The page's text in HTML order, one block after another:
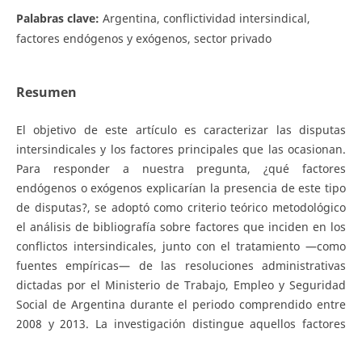
Palabras clave: Argentina, conflictividad intersindical,
factores endógenos y exógenos, sector privado
Resumen
El objetivo de este artículo es caracterizar las disputas
intersindicales y los factores principales que las ocasionan.
Para responder a nuestra pregunta, ¿qué factores
endógenos o exógenos explicarían la presencia de este tipo
de disputas?, se adoptó como criterio teórico metodológico
el análisis de bibliografía sobre factores que inciden en los
conflictos intersindicales, junto con el tratamiento —como
fuentes empíricas— de las resoluciones administrativas
dictadas por el Ministerio de Trabajo, Empleo y Seguridad
Social de Argentina durante el periodo comprendido entre
2008 y 2013. La investigación distingue aquellos factores